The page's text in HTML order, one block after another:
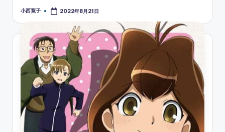
Posted
小西寛子 2022年8月21日